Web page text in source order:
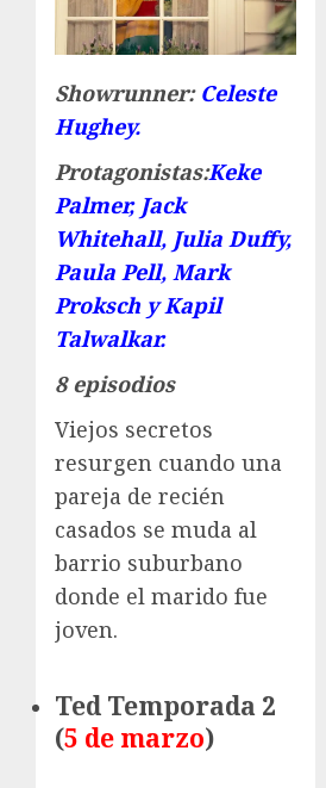
Showrunner: Celeste
Hughey.
Protagonistas:Keke
Palmer, Jack
Whitehall, Julia Duffy,
Paula Pell, Mark
Proksch y Kapil
Talwalkar.
8 episodios
Viejos secretos
resurgen cuando una
pareja de recién
casados ​​se muda al
barrio suburbano
donde el marido fue
joven.
Ted Temporada 2
(5 de marzo)